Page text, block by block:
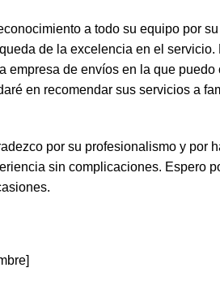
a todo su equipo por
de la excelencia en el servicio.
empresa de envíos en la que puedo
en recomendar sus servicios a
por su profesionalismo y por
sin complicaciones. Espero